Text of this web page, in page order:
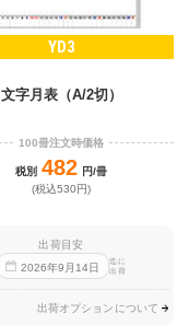
YD3
文字月表（A/2切）
100冊注文時価格
税別 482 円/冊
(税込530円)
出荷目安
2026年9 月 14日
迄に
出荷
出荷オプションについて